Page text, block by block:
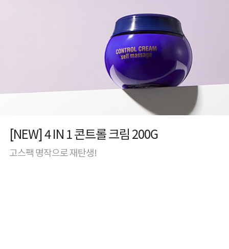
[NEW] 4 IN 1 콘트롤 크림 200G
고스팩 명작으로 재탄생!